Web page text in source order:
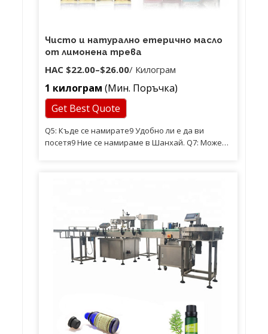
Чисто и натурално етерично масло
от лимонена трева
НАС $22.00–$26.00/ Килограм
1 килограм (Мин. Поръчка)
Get Best Quote
Q5: Къде се намирате9 Удобно ли е да ви
посетя9 Ние се намираме в Шанхай. Q7: Можете